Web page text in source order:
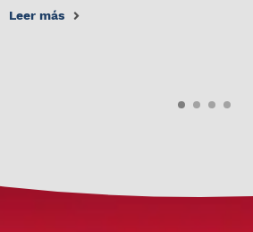
Leer más